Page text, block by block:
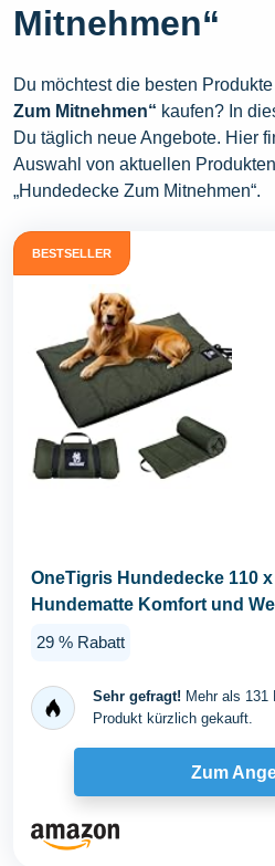
Mitnehmen“
Du möchtest die besten
Zum Mitnehmen“ kaufen? In
Du täglich neue Angebote. Hier
Auswahl von aktuellen
„Hundedecke Zum Mitnehmen“.
BESTSELLER
OneTigris Hundedecke 110
Hundematte Komfort und
29 % Rabatt
Sehr gefragt! Mehr als 131
Produkt kürzlich gekauft.
Zum